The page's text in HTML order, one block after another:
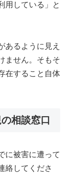
用している」と
あるように見え
ません。そもそ
在すること自体
相談窓口
に被害に遭って
絡してくださ